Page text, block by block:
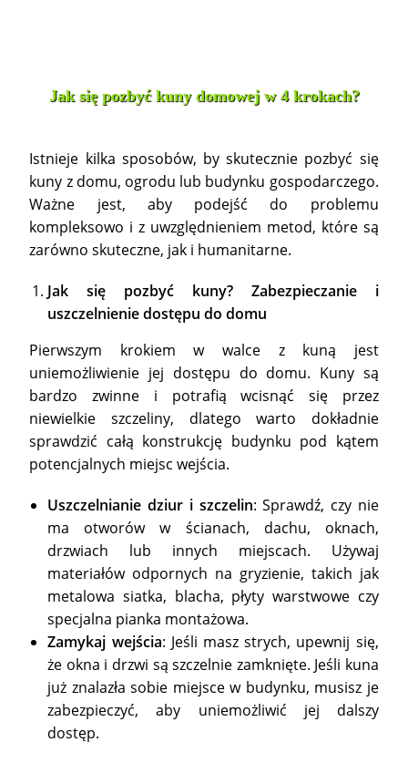
Jak się pozbyć kuny domowej w 4 krokach?
Istnieje kilka sposobów, by skutecznie pozbyć się
kuny z domu, ogrodu lub budynku gospodarczego.
Ważne jest, aby podejść do problemu
kompleksowo i z uwzględnieniem metod, które są
zarówno skuteczne, jak i humanitarne.
Jak się pozbyć kuny? Zabezpieczanie i
uszczelnienie dostępu do domu
Pierwszym krokiem w walce z kuną jest
uniemożliwienie jej dostępu do domu. Kuny są
bardzo zwinne i potrafią wcisnąć się przez
niewielkie szczeliny, dlatego warto dokładnie
sprawdzić całą konstrukcję budynku pod kątem
potencjalnych miejsc wejścia.
Uszczelnianie dziur i szczelin: Sprawdź, czy nie
ma otworów w ścianach, dachu, oknach,
drzwiach lub innych miejscach. Używaj
materiałów odpornych na gryzienie, takich jak
metalowa siatka, blacha, płyty warstwowe czy
specjalna pianka montażowa.
Zamykaj wejścia: Jeśli masz strych, upewnij się,
że okna i drzwi są szczelnie zamknięte. Jeśli kuna
już znalazła sobie miejsce w budynku, musisz je
zabezpieczyć, aby uniemożliwić jej dalszy
dostęp.